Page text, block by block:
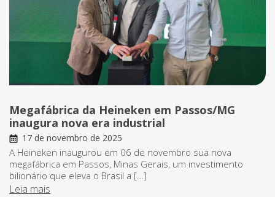
Megafábrica da Heineken em Passos/MG
inaugura nova era industrial
17 de novembro de 2025
A Heineken inaugurou em 06 de novembro sua nova
megafábrica em Passos, Minas Gerais, um investimento
bilionário que eleva o Brasil a […]
Leia mais